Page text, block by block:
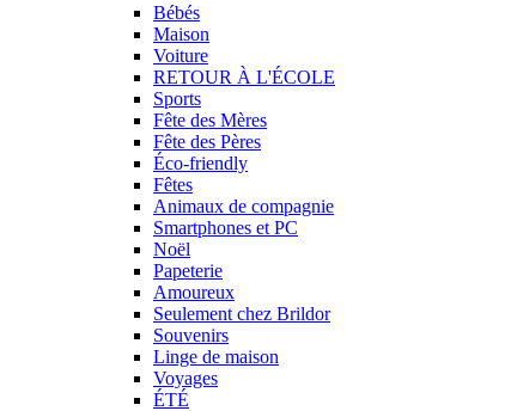
Bébés
Maison
Voiture
RETOUR À L'ÉCOLE
Sports
Fête des Mères
Fête des Pères
Éco-friendly
Fêtes
Animaux de compagnie
Smartphones et PC
Noël
Papeterie
Amoureux
Seulement chez Brildor
Souvenirs
Linge de maison
Voyages
ÉTÉ